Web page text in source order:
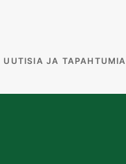
UUTISIA JA TAPAHTUMIA